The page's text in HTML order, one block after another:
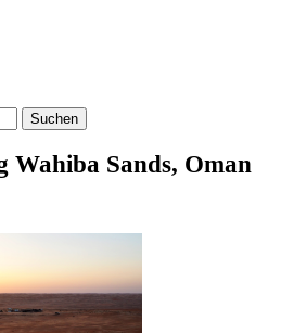
Suchen
Wahiba Sands, Oman